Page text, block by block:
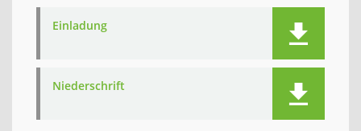
Einladung
Niederschrift